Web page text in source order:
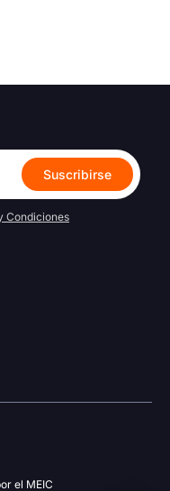
Suscribirse
Condiciones
el MEIC